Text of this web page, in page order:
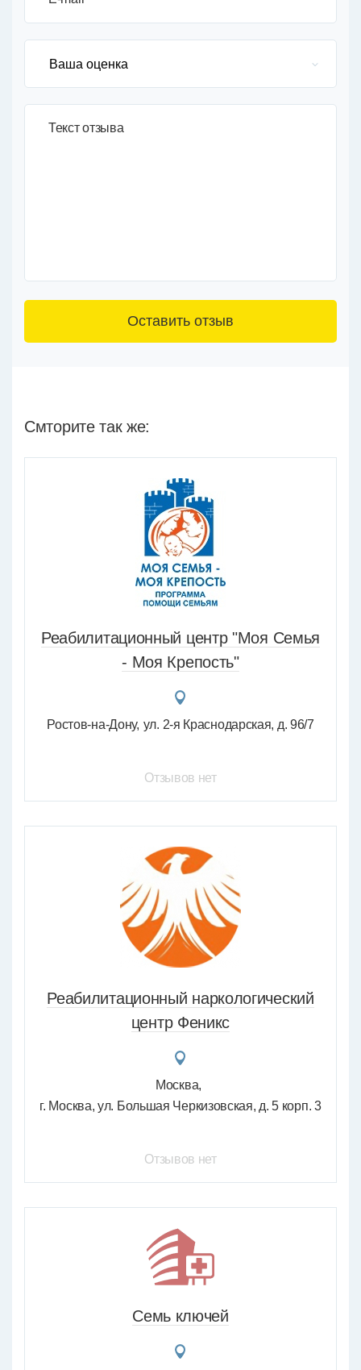
Текст отзыва
Смторите так же:
Реабилитационный центр "Моя Семья
- Моя Крепость"
Ростов-на-Дону ул. 2-я Краснодарская, д. 96/7
Отзывов нет
Реабилитационный наркологический
центр Феникс
Москва
г. Москва, ул. Большая Черкизовская, д. 5 корп. 3
Отзывов нет
Семь ключей